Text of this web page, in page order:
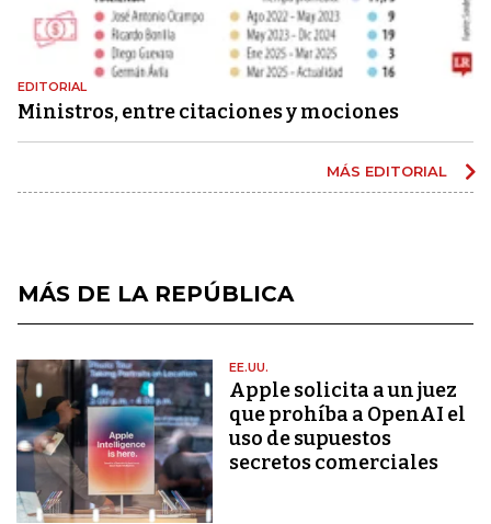
EDITORIAL
Ministros, entre citaciones y mociones
MÁS EDITORIAL
MÁS DE LA REPÚBLICA
EE.UU.
Apple solicita a un juez
que prohíba a OpenAI el
uso de supuestos
secretos comerciales